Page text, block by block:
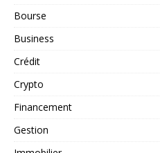
Bourse
Business
Crédit
Crypto
Financement
Gestion